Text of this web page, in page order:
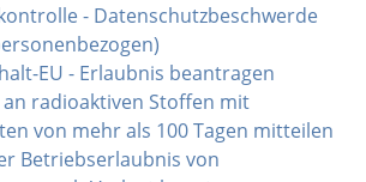
- Datenschutzbeschwerde
EU - Erlaubnis beantragen
an radioaktiven Stoffen mit
von mehr als 100 Tagen mitteilen
Betriebserlaubnis von